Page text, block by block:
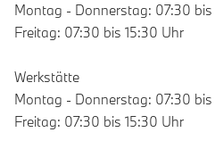
Montag - Donnerstag: 07:30 bis
Freitag: 07:30 bis 15:30 Uhr
Werkstätte
Montag - Donnerstag: 07:30 bis
Freitag: 07:30 bis 15:30 Uhr